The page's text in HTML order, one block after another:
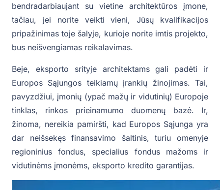
bendradarbiaujant su vietine architektūros įmone,
tačiau, jei norite veikti vieni, Jūsų kvalifikacijos
pripažinimas toje šalyje, kurioje norite imtis projekto,
bus neišvengiamas reikalavimas.
Beje, eksporto srityje architektams gali padėti ir
Europos Sąjungos teikiamų įrankių žinojimas. Tai,
pavyzdžiui, įmonių (ypač mažų ir vidutinių) Europoje
tinklas, rinkos prieinamumo duomenų bazė. Ir,
žinoma, nereikia pamiršti, kad Europos Sąjunga yra
dar neišsekęs finansavimo šaltinis, turiu omenyje
regioninius fondus, specialius fondus mažoms ir
vidutinėms įmonėms, eksporto kredito garantijas.